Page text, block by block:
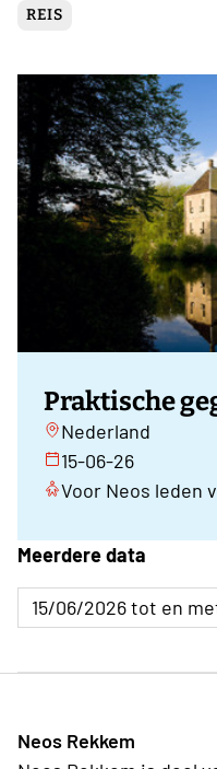
REIS
Praktische
Nederland
15-06-26
Voor Neos leden
Meerdere data
15/06/2026 tot en
Neos Rekkem